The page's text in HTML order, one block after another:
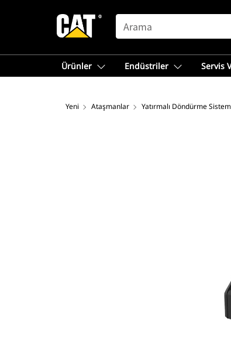
SEARCH
Ürünler Endüstriler Servis
Yeni Ataşmanlar Yatırmalı Döndürme